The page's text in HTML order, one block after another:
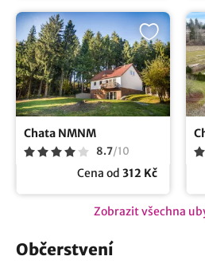
Chata NMNM
8.7/10
Cena od 312 Kč
Zobrazit všechna
Občerstvení